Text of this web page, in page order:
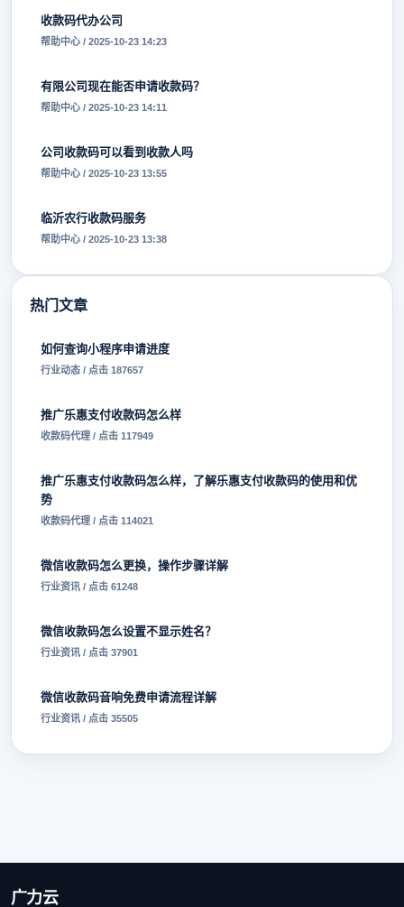
收款码代办公司
帮助中心 / 2025-10-23 14:23
有限公司现在能否申请收款码？
帮助中心 / 2025-10-23 14:11
公司收款码可以看到收款人吗
帮助中心 / 2025-10-23 13:55
临沂农行收款码服务
帮助中心 / 2025-10-23 13:38
热门文章
如何查询小程序申请进度
行业动态 / 点击 187657
推广乐惠支付收款码怎么样
收款码代理 / 点击 117949
推广乐惠支付收款码怎么样，了解乐惠支付收款码的使用和优
势
收款码代理 / 点击 114021
微信收款码怎么更换，操作步骤详解
行业资讯 / 点击 61248
微信收款码怎么设置不显示姓名？
行业资讯 / 点击 37901
微信收款码音响免费申请流程详解
行业资讯 / 点击 35505
广力云